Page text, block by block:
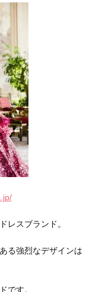
レスブランド。
る強烈なデザインは
です。